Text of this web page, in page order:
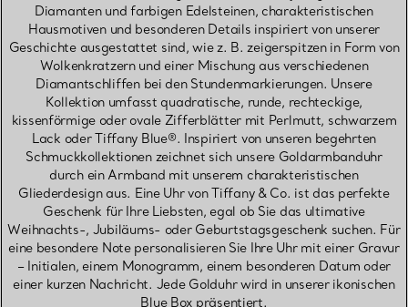
Diamanten und farbigen Edelsteinen, charakteristischen
Hausmotiven und besonderen Details inspiriert von unserer
Geschichte ausgestattet sind, wie z. B. zeigerspitzen in Form von
Wolkenkratzern und einer Mischung aus verschiedenen
Diamantschliffen bei den Stundenmarkierungen. Unsere
Kollektion umfasst quadratische, runde, rechteckige,
kissenförmige oder ovale Zifferblätter mit Perlmutt, schwarzem
Lack oder Tiffany Blue®. Inspiriert von unseren begehrten
Schmuckkollektionen zeichnet sich unsere Goldarmbanduhr
durch ein Armband mit unserem charakteristischen
Gliederdesign aus. Eine Uhr von Tiffany & Co. ist das perfekte
Geschenk für Ihre Liebsten, egal ob Sie das ultimative
Weihnachts-, Jubiläums- oder Geburtstagsgeschenk suchen. Für
eine besondere Note personalisieren Sie Ihre Uhr mit einer Gravur
– Initialen, einem Monogramm, einem besonderen Datum oder
einer kurzen Nachricht. Jede Golduhr wird in unserer ikonischen
Blue Box präsentiert.